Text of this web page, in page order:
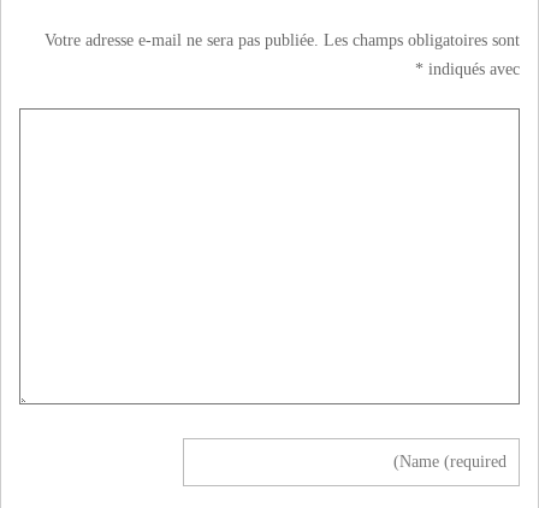
Votre adresse e-mail ne sera pas publiée. Les champs obligatoires sont
indiqués avec
*